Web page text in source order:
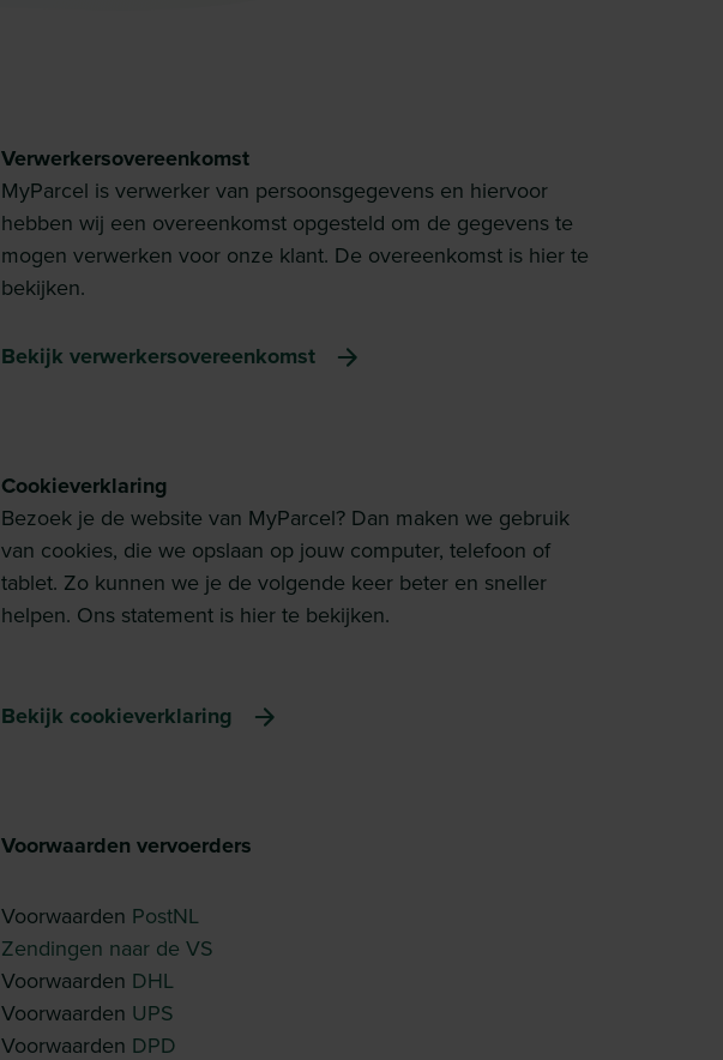
Verwerkersovereenkomst
MyParcel is verwerker van persoonsgegevens en hiervoor
hebben wij een overeenkomst opgesteld om de gegevens te
mogen verwerken voor onze klant. De overeenkomst is hier te
bekijken.
Bekijk verwerkersovereenkomst
Cookieverklaring
Bezoek je de website van MyParcel? Dan maken we gebruik
van cookies, die we opslaan op jouw computer, telefoon of
tablet. Zo kunnen we je de volgende keer beter en sneller
helpen. Ons statement is hier te bekijken.
Bekijk cookieverklaring
Voorwaarden vervoerders
Voorwaarden PostNL
Zendingen naar de VS
Voorwaarden DHL
Voorwaarden UPS
Voorwaarden DPD